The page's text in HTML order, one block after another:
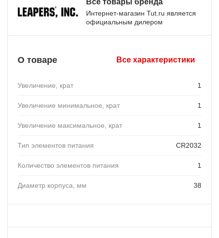
Все товары бренда
Интернет-магазин Tut.ru является
официальным дилером
О товаре Все характеристики
Увеличение, крат 1
Увеличение минимальное, крат 1
Увеличение максимальное, крат 1
Тип элементов питания CR2032
Количество элементов питания 1
Диаметр корпуса, мм 38